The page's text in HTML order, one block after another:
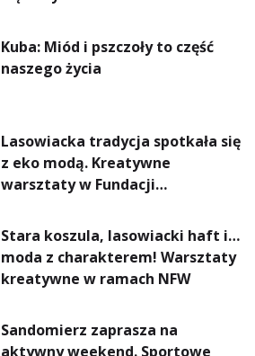
Kuba: Miód i pszczoły to część
naszego życia
Lasowiacka tradycja spotkała się
z eko modą. Kreatywne
warsztaty w Fundacji
Stara koszula, lasowiacki haft i…
moda z charakterem! Warsztaty
kreatywne w ramach NFW
Sandomierz zaprasza na
aktywny weekend. Sportowe